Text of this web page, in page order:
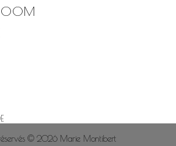
réservés © 2026 Marie Montibert